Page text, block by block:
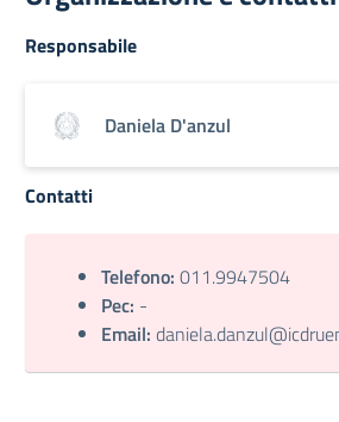
Responsabile
Daniela D'anzul
Contatti
Telefono: 011.9947504
Pec: -
Email: